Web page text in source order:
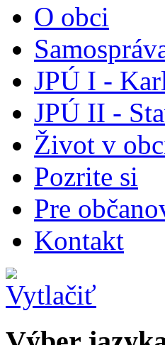
O obci
JPÚ I -
JPÚ II -
Život v
Pozrite si
Pre
Kontakt